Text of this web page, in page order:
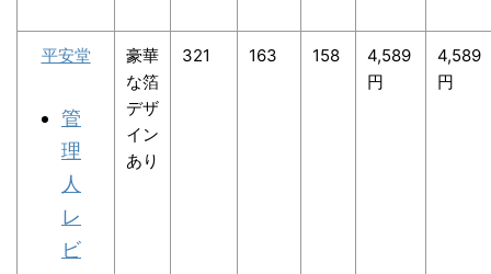
平安堂
管
理
人
レ
ビ
豪華
な箔
デザ
イン
あり
321 163 158
4,589
円
4,589
円